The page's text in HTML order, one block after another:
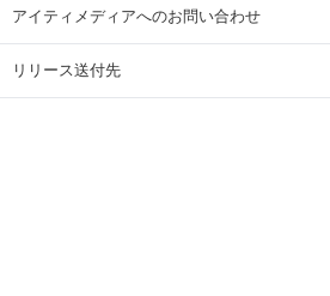
アイティメディアへのお問い合わせ
リリース送付先